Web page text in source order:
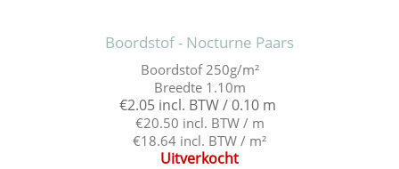
Boordstof - Nocturne Paars
Boordstof 250g/m²
Breedte 1.10m
€2.05 incl. BTW / 0.10 m
€20.50 incl. BTW / m
€18.64 incl. BTW / m²
Uitverkocht